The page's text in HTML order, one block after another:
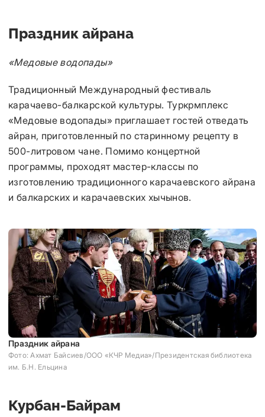
Праздник айрана
«Медовые водопады»
Традиционный Международный фестиваль
карачаево-балкарской культуры. Туркрмплекс
«Медовые водопады» приглашает гостей отведать
айран, приготовленный по старинному рецепту в
500-литровом чане. Помимо концертной
программы, проходят мастер-классы по
изготовлению традиционного карачаевского айрана
и балкарских и карачаевских хычынов.
Праздник айрана
Фото: Ахмат Байсиев/ООО «КЧР Медиа»/Президентская библиотека
им. Б.Н. Ельцина
Курбан-Байрам